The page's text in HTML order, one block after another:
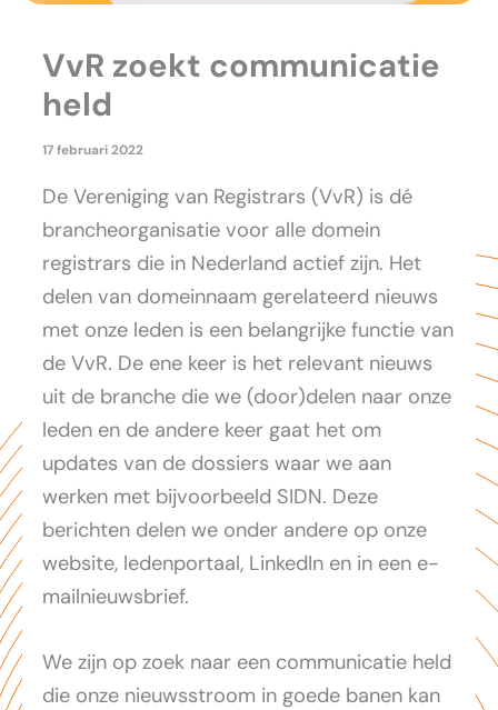
VvR zoekt communicatie
held
17 februari 2022
De Vereniging van Registrars (VvR) is dé
brancheorganisatie voor alle domein
registrars die in Nederland actief zijn. Het
delen van domeinnaam gerelateerd nieuws
met onze leden is een belangrijke functie van
de VvR. De ene keer is het relevant nieuws
uit de branche die we (door)delen naar onze
leden en de andere keer gaat het om
updates van de dossiers waar we aan
werken met bijvoorbeeld SIDN. Deze
berichten delen we onder andere op onze
website, ledenportaal, LinkedIn en in een e-
mailnieuwsbrief.
We zijn op zoek naar een communicatie held
die onze nieuwsstroom in goede banen kan